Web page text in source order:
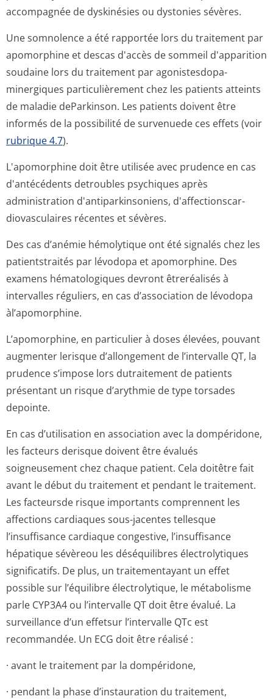
accompagnée de dyskinésies ou dystonies sévères.
Une somnolence a été rapportée lors du traitement par
apomorphine et descas d'accès de sommeil d'apparition
soudaine lors du traitement par agonistesdopa­
minergiques particulièrement chez les patients atteints
de maladie deParkinson. Les patients doivent être
informés de la possibilité de survenuede ces effets (voir
rubrique 4.7).
L'apomorphine doit être utilisée avec prudence en cas
d'antécédents detroubles psychiques après
administration d'antiparkinso­niens, d'affectionscar­
diovasculaires récentes et sévères.
Des cas d’anémie hémolytique ont été signalés chez les
patientstraités par lévodopa et apomorphine. Des
examens hématologiques devront êtreréalisés à
intervalles réguliers, en cas d’association de lévodopa
àl’apomorphine.
L’apomorphine, en particulier à doses élevées, pouvant
augmenter lerisque d’allongement de l’intervalle QT, la
prudence s’impose lors dutraitement de patients
présentant un risque d’arythmie de type torsades
depointe.
En cas d’utilisation en association avec la dompéridone,
les facteurs derisque doivent être évalués
soigneusement chez chaque patient. Cela doitêtre fait
avant le début du traitement et pendant le traitement.
Les facteursde risque importants comprennent les
affections cardiaques sous-jacentes tellesque
l’insuffisance cardiaque congestive, l’insuffisance
hépatique sévèreou les déséquilibres électrolytiques
significatifs. De plus, un traitementayant un effet
possible sur l’équilibre électrolytique, le métabolisme
parle CYP3A4 ou l’intervalle QT doit être évalué. La
surveillance d’un effetsur l’intervalle QTc est
recommandée. Un ECG doit être réalisé :
· avant le traitement par la dompéridone,
· pendant la phase d’instauration du traitement,